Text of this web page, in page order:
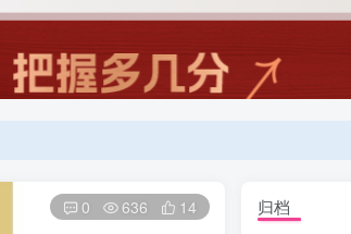
），客服会协助将登陆方式更改为邮箱登录！
0 636 14 归档